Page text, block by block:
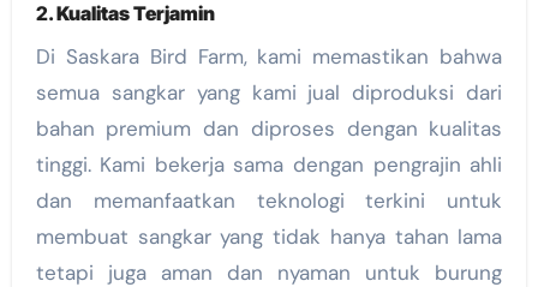
2.Kualitas Terjamin
Di Saskara Bird Farm, kami memastikan bahwa
semua sangkar yang kami jual diproduksi dari
bahan premium dan diproses dengan kualitas
tinggi. Kami bekerja sama dengan pengrajin ahli
dan memanfaatkan teknologi terkini untuk
membuat sangkar yang tidak hanya tahan lama
tetapi juga aman dan nyaman untuk burung